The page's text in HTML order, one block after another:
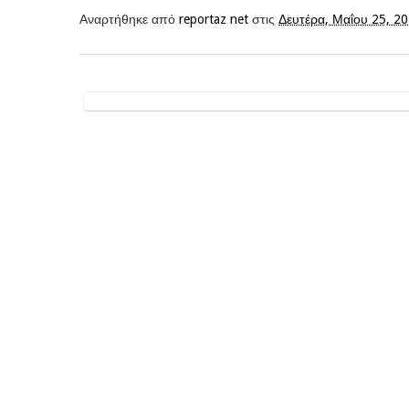
Αναρτήθηκε από reportaz net στις Δευτέρα, Μαΐου 25,